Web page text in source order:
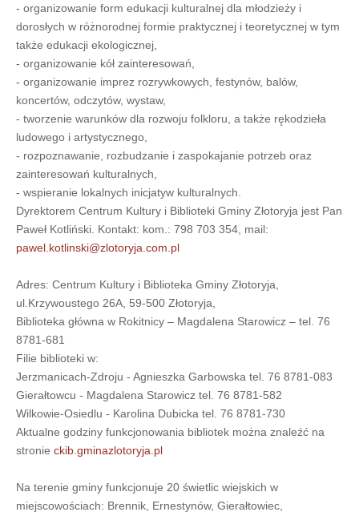
- organizowanie form edukacji kulturalnej dla młodzieży i
dorosłych w różnorodnej formie praktycznej i teoretycznej w tym
także edukacji ekologicznej,
- organizowanie kół zainteresowań,
- organizowanie imprez rozrywkowych, festynów, balów,
koncertów, odczytów, wystaw,
- tworzenie warunków dla rozwoju folkloru, a także rękodzieła
ludowego i artystycznego,
- rozpoznawanie, rozbudzanie i zaspokajanie potrzeb oraz
zainteresowań kulturalnych,
- wspieranie lokalnych inicjatyw kulturalnych.
Dyrektorem Centrum Kultury i Biblioteki Gminy Złotoryja jest Pan
Paweł Kotliński. Kontakt: kom.: 798 703 354, mail:
pawel.kotlinski@zlotoryja.com.pl
Adres: Centrum Kultury i Biblioteka Gminy Złotoryja,
ul.Krzywoustego 26A, 59-500 Złotoryja,
Biblioteka główna w Rokitnicy – Magdalena Starowicz – tel. 76
8781-681
Filie biblioteki w:
Jerzmanicach-Zdroju - Agnieszka Garbowska tel. 76 8781-083
Gierałtowcu - Magdalena Starowicz tel. 76 8781-582
Wilkowie-Osiedlu - Karolina Dubicka tel. 76 8781-730
Aktualne godziny funkcjonowania bibliotek można znaleźć na
stronie ckib.gminazlotoryja.pl
Na terenie gminy funkcjonuje 20 świetlic wiejskich w
miejscowościach: Brennik, Ernestynów, Gierałtowiec,